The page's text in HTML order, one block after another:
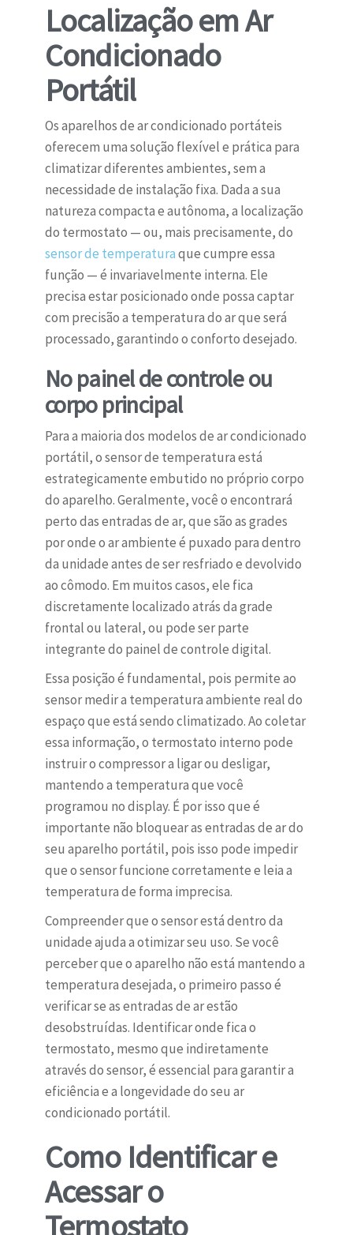
Localização em Ar
Condicionado
Portátil
Os aparelhos de ar condicionado portáteis
oferecem uma solução flexível e prática para
climatizar diferentes ambientes, sem a
necessidade de instalação fixa. Dada a sua
natureza compacta e autônoma, a localização
do termostato — ou, mais precisamente, do
sensor de temperaturaque cumpre essa
função — é invariavelmente interna. Ele
precisa estar posicionado onde possa captar
com precisão a temperatura do ar que será
processado, garantindo o conforto desejado.
No painel de controle ou
corpo principal
Para a maioria dos modelos de ar condicionado
portátil, o sensor de temperatura está
estrategicamente embutido no próprio corpo
do aparelho. Geralmente, você o encontrará
perto das entradas de ar, que são as grades
por onde o ar ambiente é puxado para dentro
da unidade antes de ser resfriado e devolvido
ao cômodo. Em muitos casos, ele fica
discretamente localizado atrás da grade
frontal ou lateral, ou pode ser parte
integrante do painel de controle digital.
Essa posição é fundamental, pois permite ao
sensor medir a temperatura ambiente real do
espaço que está sendo climatizado. Ao coletar
essa informação, o termostato interno pode
instruir o compressor a ligar ou desligar,
mantendo a temperatura que você
programou no display. É por isso que é
importante não bloquear as entradas de ar do
seu aparelho portátil, pois isso pode impedir
que o sensor funcione corretamente e leia a
temperatura de forma imprecisa.
Compreender que o sensor está dentro da
unidade ajuda a otimizar seu uso. Se você
perceber que o aparelho não está mantendo a
temperatura desejada, o primeiro passo é
verificar se as entradas de ar estão
desobstruídas. Identificar onde fica o
termostato, mesmo que indiretamente
através do sensor, é essencial para garantir a
eficiência e a longevidade do seu ar
condicionado portátil.
Como Identificar e
Acessar o
Termostato